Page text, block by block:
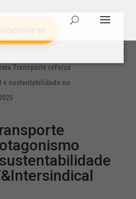
Transporte reforça
e sustentabilidade no